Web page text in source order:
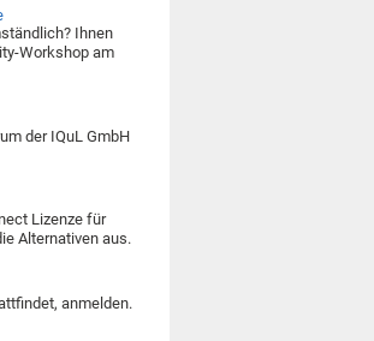
Ihnen
Workshop am
der IQuL GmbH
Lizenze für
Alternativen aus.
anmelden.